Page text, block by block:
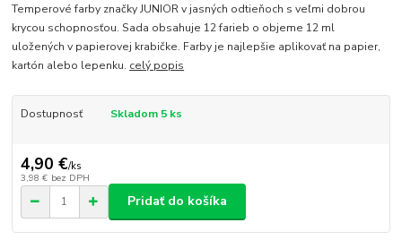
Temperové farby značky JUNIOR v jasných odtieňoch s veľmi dobrou
krycou schopnosťou. Sada obsahuje 12 farieb o objeme 12 ml
uložených v papierovej krabičke. Farby je najlepšie aplikovať na papier,
kartón alebo lepenku. celý popis
Dostupnosť Skladom 5 ks
4,90 €/ks
3,98 € bez DPH
Pridať do košíka